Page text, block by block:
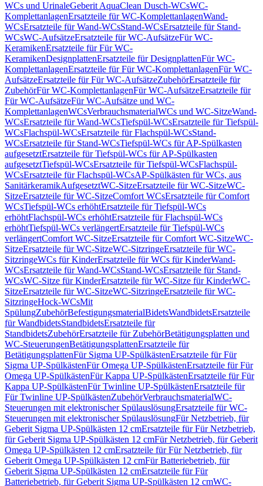
WCs und UrinaleGeberit AquaClean Dusch-WCsWC-
KomplettanlagenErsatzteile für WC-KomplettanlagenWand-
WCsErsatzteile für Wand-WCsStand-WCsErsatzteile für Stand-
WCsWC-AufsätzeErsatzteile für WC-AufsätzeFür WC-
KeramikenErsatzteile für Für WC-
KeramikenDesignplattenErsatzteile für DesignplattenFür WC-
KomplettanlagenErsatzteile für Für WC-KomplettanlagenFür WC-
AufsätzeErsatzteile für Für WC-AufsätzeZubehörErsatzteile für
ZubehörFür WC-KomplettanlagenFür WC-AufsätzeErsatzteile für
Für WC-AufsätzeFür WC-Aufsätze und WC-
KomplettanlagenWCsVerbrauchsmaterialWCs und WC-SitzeWand-
WCsErsatzteile für Wand-WCsTiefspül-WCsErsatzteile für Tiefspül-
WCsFlachspül-WCsErsatzteile für Flachspül-WCsStand-
WCsErsatzteile für Stand-WCsTiefspül-WCs für AP-Spülkasten
aufgesetztErsatzteile für Tiefspül-WCs für AP-Spülkasten
aufgesetztTiefspül-WCsErsatzteile für Tiefspül-WCsFlachspül-
WCsErsatzteile für Flachspül-WCsAP-Spülkästen für WCs, aus
SanitärkeramikAufgesetztWC-SitzeErsatzteile für WC-SitzeWC-
SitzeErsatzteile für WC-SitzeComfort WCsErsatzteile für Comfort
WCsTiefspül-WCs erhöhtErsatzteile für Tiefspül-WCs
erhöhtFlachspül-WCs erhöhtErsatzteile für Flachspül-WCs
erhöhtTiefspül-WCs verlängertErsatzteile für Tiefspül-WCs
verlängertComfort WC-SitzeErsatzteile für Comfort WC-SitzeWC-
SitzeErsatzteile für WC-SitzeWC-SitzringeErsatzteile für WC-
SitzringeWCs für KinderErsatzteile für WCs für KinderWand-
WCsErsatzteile für Wand-WCsStand-WCsErsatzteile für Stand-
WCsWC-Sitze für KinderErsatzteile für WC-Sitze für KinderWC-
SitzeErsatzteile für WC-SitzeWC-SitzringeErsatzteile für WC-
SitzringeHock-WCsMit
SpülungZubehörBefestigungsmaterialBidetsWandbidetsErsatzteile
für WandbidetsStandbidetsErsatzteile für
StandbidetsZubehörErsatzteile für ZubehörBetätigungsplatten und
WC-SteuerungenBetätigungsplattenErsatzteile für
BetätigungsplattenFür Sigma UP-SpülkästenErsatzteile für Für
Sigma UP-SpülkästenFür Omega UP-SpülkästenErsatzteile für Für
Omega UP-SpülkästenFür Kappa UP-SpülkästenErsatzteile für Für
Kappa UP-SpülkästenFür Twinline UP-SpülkästenErsatzteile für
Für Twinline UP-SpülkästenZubehörVerbrauchsmaterialWC-
Steuerungen mit elektronischer SpülauslösungErsatzteile für WC-
Steuerungen mit elektronischer SpülauslösungFür Netzbetrieb, für
Geberit Sigma UP-Spülkästen 12 cmErsatzteile für Für Netzbetrieb,
für Geberit Sigma UP-Spülkästen 12 cmFür Netzbetrieb, für Geberit
Omega UP-Spülkästen 12 cmErsatzteile für Für Netzbetrieb, für
Geberit Omega UP-Spülkästen 12 cmFür Batteriebetrieb, für
Geberit Sigma UP-Spülkästen 12 cmErsatzteile für Für
Batteriebetrieb, für Geberit Sigma UP-Spülkästen 12 cmWC-